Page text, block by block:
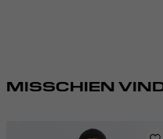
MISSCHIEN